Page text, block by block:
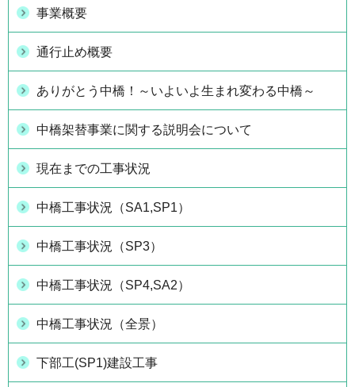
事業概要
通行止め概要
ありがとう中橋！～いよいよ生まれ変わる中橋～
中橋架替事業に関する説明会について
現在までの工事状況
中橋工事状況（SA1,SP1）
中橋工事状況（SP3）
中橋工事状況（SP4,SA2）
中橋工事状況（全景）
下部工(SP1)建設工事